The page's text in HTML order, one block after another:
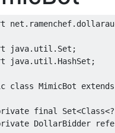
net . ramenchef.
java. util . Set ;
java. util . HashSet ;
class MimicBot extends
final Set<Class<?
DollarBidder